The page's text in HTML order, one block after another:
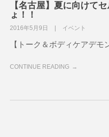
【名古屋】夏に向けて
ょ！！
2016年5月9日 イベント
【トーク＆ボディケアデ
CONTINUE READING